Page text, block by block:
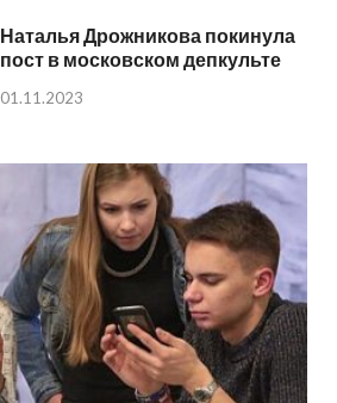
Наталья Дрожникова покинула
пост в московском депкульте
01.11.2023